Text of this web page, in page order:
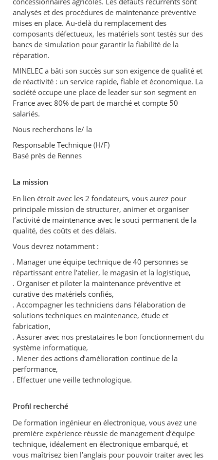
analysés et des procédures de maintenance préventive
mises en place. Au-delà du remplacement des
composants défectueux, les matériels sont testés sur des
bancs de simulation pour garantir la fiabilité de la
réparation.
MINELEC a bâti son succès sur son exigence de qualité et
de réactivité : un service rapide, fiable et économique. La
société occupe une place de leader sur son segment en
France avec 80% de part de marché et compte 50
salariés.
Nous recherchons le/ la
Responsable Technique (H/F)
Basé près de Rennes
La mission
En lien étroit avec les 2 fondateurs, vous aurez pour
principale mission de structurer, animer et organiser
l’activité de maintenance avec le souci permanent de la
qualité, des coûts et des délais.
Vous devrez notamment :
. Manager une équipe technique de 40 personnes se
répartissant entre l’atelier, le magasin et la logistique,
. Organiser et piloter la maintenance préventive et
curative des matériels confiés,
. Accompagner les techniciens dans l’élaboration de
solutions techniques en maintenance, étude et
fabrication,
. Assurer avec nos prestataires le bon fonctionnement du
système informatique,
. Mener des actions d’amélioration continue de la
performance,
. Effectuer une veille technologique.
Profil recherché
De formation ingénieur en électronique, vous avez une
première expérience réussie de management d’équipe
technique, idéalement en électronique embarqué, et
vous maîtrisez bien l’anglais pour pouvoir traiter avec les